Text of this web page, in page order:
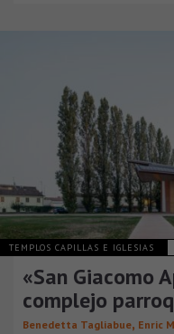
TEMPLOS CAPILLAS E IGLESIAS
«San Giacomo
complejo
Benedetta Tagliabue, Enric